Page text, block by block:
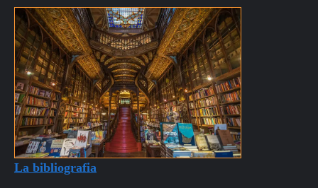
La bibliografia